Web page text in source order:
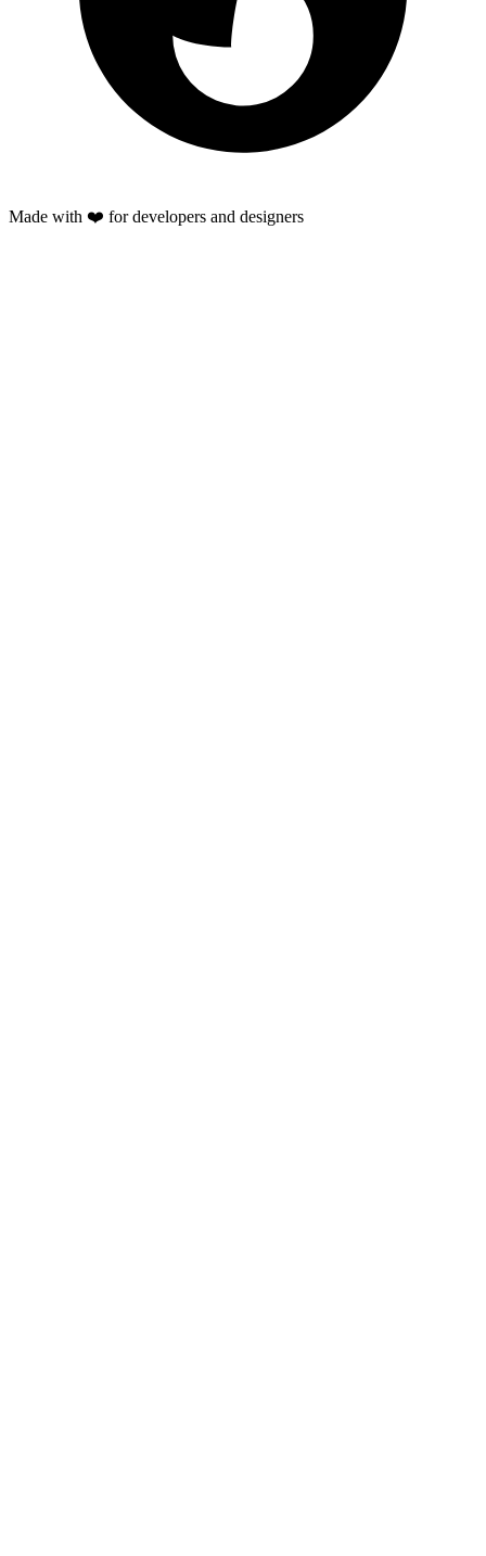
Made with ❤️ for developers and designers